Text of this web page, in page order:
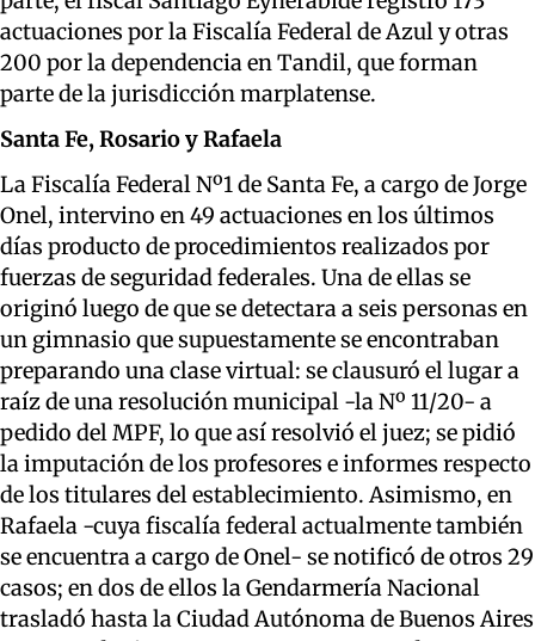
actuaciones por la Fiscalía Federal de Azul y otras
200 por la dependencia en Tandil, que forman
parte de la jurisdicción marplatense.
Santa Fe, Rosario y Rafaela
La Fiscalía Federal Nº1 de Santa Fe, a cargo de Jorge
Onel, intervino en 49 actuaciones en los últimos
días producto de procedimientos realizados por
fuerzas de seguridad federales. Una de ellas se
originó luego de que se detectara a seis personas en
un gimnasio que supuestamente se encontraban
preparando una clase virtual: se clausuró el lugar a
raíz de una resolución municipal -la Nº 11/20- a
pedido del MPF, lo que así resolvió el juez; se pidió
la imputación de los profesores e informes respecto
de los titulares del establecimiento. Asimismo, en
Rafaela -cuya fiscalía federal actualmente también
se encuentra a cargo de Onel- se notificó de otros 29
casos; en dos de ellos la Gendarmería Nacional
trasladó hasta la Ciudad Autónoma de Buenos Aires